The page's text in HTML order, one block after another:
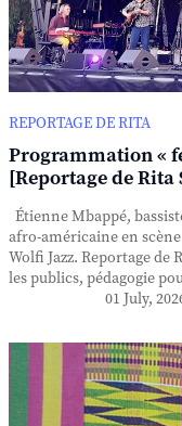
REPORTAGE DE RITA
Programmation «
[Reportage de Rita
Étienne Mbappé,
afro-américaine en scène
Wolfi Jazz. Reportage
les publics, pédagogie
01 July,